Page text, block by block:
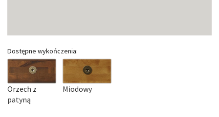
Dostępne wykończenia:
Orzech z
patyną
Miodowy